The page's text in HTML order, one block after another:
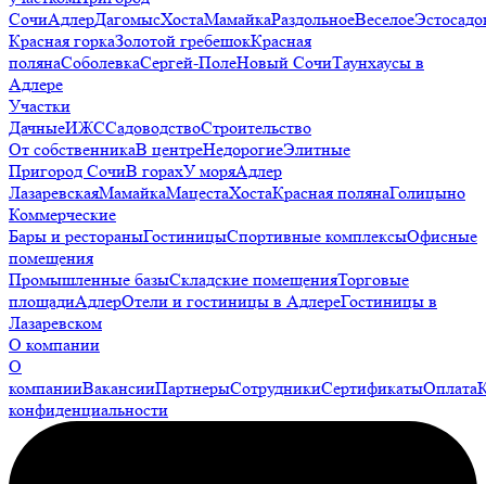
СочиАдлерДагомысХостаМамайкаРаздольноеВеселое
Красная горкаЗолотой гребешокКрасная
полянаСоболевкаСергей-ПолеНовый СочиТаунхаусы в
Адлере
Участки
ДачныеИЖССадоводствоСтроительство
От собственникаВ центреНедорогиеЭлитные
Пригород СочиВ горахУ моряАдлер
ЛазаревскаяМамайкаМацестаХостаКрасная полянаГолицыно
Коммерческие
Бары и рестораныГостиницыСпортивные комплексыОфисные
помещения
Промышленные базыСкладские помещенияТорговые
площадиАдлерОтели и гостиницы в АдлереГостиницы в
Лазаревском
О компании
О
компанииВакансииПартнерыСотрудникиСертификатыОплата
конфиденциальности